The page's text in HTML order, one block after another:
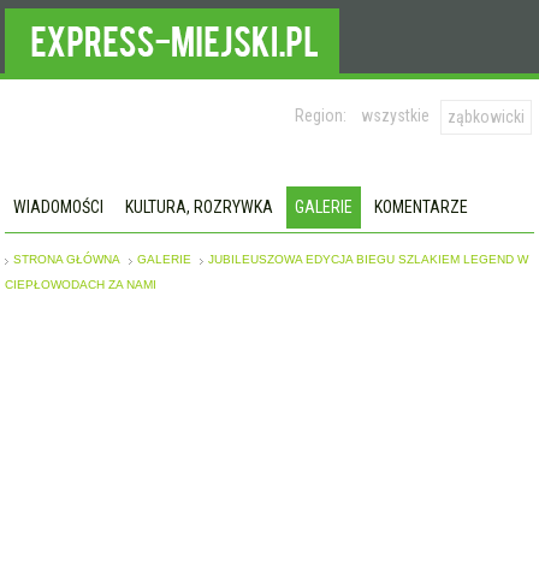
Region: wszystkie ząbkowicki
WIADOMOŚCI KULTURA, ROZRYWKA GALERIE KOMENTARZE
STRONA GŁÓWNA GALERIE
JUBILEUSZOWA EDYCJA BIEGU SZLAKIEM LEGEND W
CIEPŁOWODACH ZA NAMI